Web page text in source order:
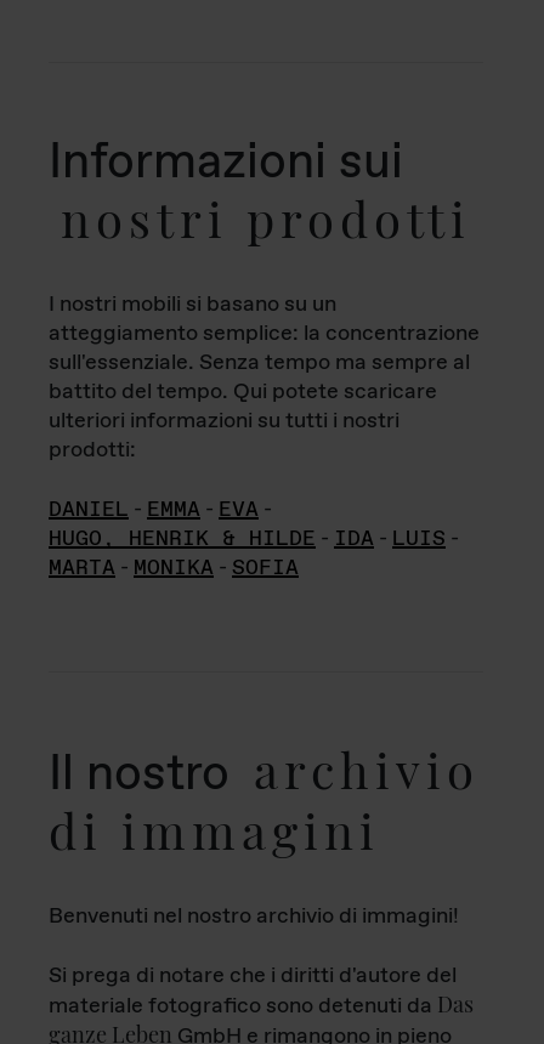
Informazioni sui
nostri prodotti
I nostri mobili si basano su un
atteggiamento semplice: la concentrazione
sull'essenziale. Senza tempo ma sempre al
battito del tempo. Qui potete scaricare
ulteriori informazioni su tutti i nostri
prodotti:
DANIEL - EMMA - EVA -
HUGO, HENRIK & HILDE - IDA - LUIS -
MARTA - MONIKA - SOFIA
Il nostro archivio
di immagini
Benvenuti nel nostro archivio di immagini!
Si prega di notare che i diritti d'autore del
materiale fotografico sono detenuti da Das
ganze Leben GmbH e rimangono in pieno